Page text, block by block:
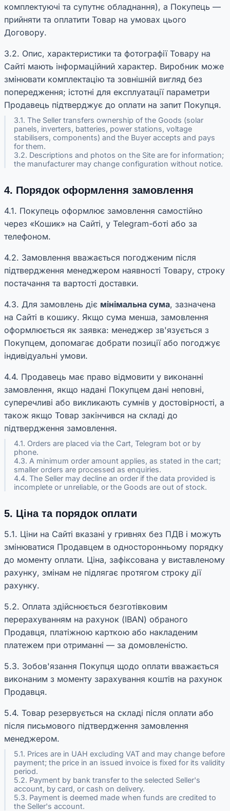
комплектуючі та супутнє обладнання), а Покупець —
прийняти та оплатити Товар на умовах цього
Договору.
3.2. Опис, характеристики та фотографії Товару на
Сайті мають інформаційний характер. Виробник може
змінювати комплектацію та зовнішній вигляд без
попередження; істотні для експлуатації параметри
Продавець підтверджує до оплати на запит Покупця.
3.1. The Seller transfers ownership of the Goods (solar
panels, inverters, batteries, power stations, voltage
stabilisers, components) and the Buyer accepts and pays
for them.
3.2. Descriptions and photos on the Site are for information;
the manufacturer may change configuration without notice.
4. Порядок оформлення замовлення
4.1. Покупець оформлює замовлення самостійно
через «Кошик» на Сайті, у Telegram-боті або за
телефоном.
4.2. Замовлення вважається погодженим після
підтвердження менеджером наявності Товару, строку
постачання та вартості доставки.
4.3. Для замовлень діє мінімальна сума, зазначена
на Сайті в кошику. Якщо сума менша, замовлення
оформлюється як заявка: менеджер зв'язується з
Покупцем, допомагає добрати позиції або погоджує
індивідуальні умови.
4.4. Продавець має право відмовити у виконанні
замовлення, якщо надані Покупцем дані неповні,
суперечливі або викликають сумнів у достовірності, а
також якщо Товар закінчився на складі до
підтвердження замовлення.
4.1. Orders are placed via the Cart, Telegram bot or by
phone.
4.3. A minimum order amount applies, as stated in the cart;
smaller orders are processed as enquiries.
4.4. The Seller may decline an order if the data provided is
incomplete or unreliable, or the Goods are out of stock.
5. Ціна та порядок оплати
5.1. Ціни на Сайті вказані у гривнях без ПДВ і можуть
змінюватися Продавцем в односторонньому порядку
до моменту оплати. Ціна, зафіксована у виставленому
рахунку, змінам не підлягає протягом строку дії
рахунку.
5.2. Оплата здійснюється безготівковим
перерахуванням на рахунок (IBAN) обраного
Продавця, платіжною карткою або накладеним
платежем при отриманні — за домовленістю.
5.3. Зобов'язання Покупця щодо оплати вважається
виконаним з моменту зарахування коштів на рахунок
Продавця.
5.4. Товар резервується на складі після оплати або
після письмового підтвердження замовлення
менеджером.
5.1. Prices are in UAH excluding VAT and may change before
payment; the price in an issued invoice is fixed for its validity
period.
5.2. Payment by bank transfer to the selected Seller's
account, by card, or cash on delivery.
5.3. Payment is deemed made when funds are credited to
the Seller's account.